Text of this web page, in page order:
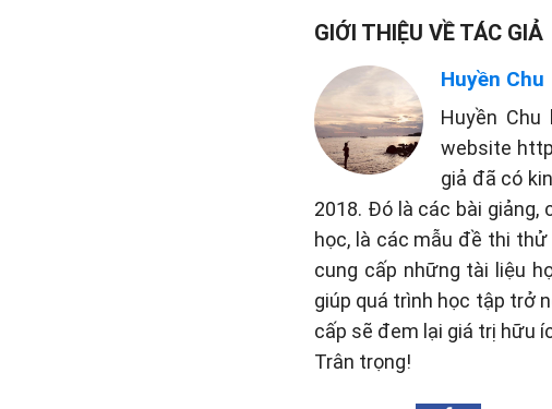
GIỚI THIỆU VỀ TÁC GIẢ
Huyền Chu
Huyền
website
giả đã có
2018. Đó là các bài
học, là các mẫu đề thi
cung cấp những tài liệu
giúp quá trình học tập trở
cấp sẽ đem lại giá trị hữu
Trân trọng!